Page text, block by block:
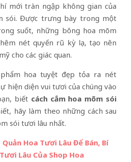
mới tràn ngập không gian của
sói. Được trưng bày trong một
suốt, những bông hoa mõm
nét quyến rũ kỳ lạ, tạo nên
cho các giác quan.
hoa tuyệt đẹp tỏa ra nét
hiện diện vui tươi của chúng vào
biết cách cắm hoa mõm sói
hãy làm theo những cách sau
sói tươi lâu nhất.
Quản Hoa Tươi Lâu Để Bán, Bí
Lâu Của Shop Hoa